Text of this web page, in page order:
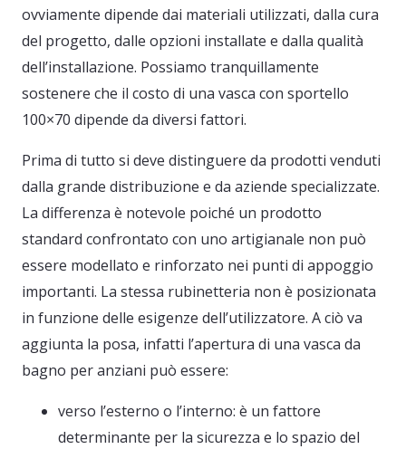
ovviamente dipende dai materiali utilizzati, dalla cura
del progetto, dalle opzioni installate e dalla qualità
dell’installazione. Possiamo tranquillamente
sostenere che il costo di una vasca con sportello
100×70 dipende da diversi fattori.
Prima di tutto si deve distinguere da prodotti venduti
dalla grande distribuzione e da aziende specializzate.
La differenza è notevole poiché un prodotto
standard confrontato con uno artigianale non può
essere modellato e rinforzato nei punti di appoggio
importanti. La stessa rubinetteria non è posizionata
in funzione delle esigenze dell’utilizzatore. A ciò va
aggiunta la posa, infatti l’apertura di una vasca da
bagno per anziani può essere:
verso l’esterno o l’interno: è un fattore
determinante per la sicurezza e lo spazio del